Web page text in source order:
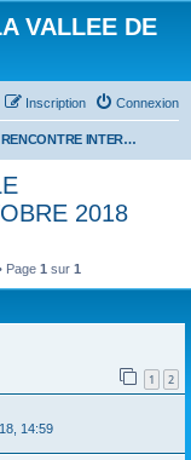
VALLEE DE
Connexion
Inscription
RENCONTRE INTERNATIONALE HYDRALAGOU DU 6 ET 7 OCTOBRE 2018
2018
Page 1 sur 1
1 2
14:59